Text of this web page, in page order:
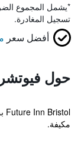
*يشمل المجموع
تسجيل المغادرة.
أفضل سعر
حول
مكيفة.